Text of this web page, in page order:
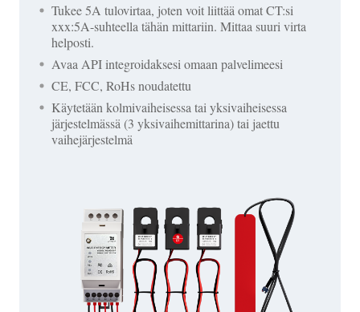
Tukee 5A tulovirtaa, joten voit liittää omat CT:si
xxx:5A-suhteella tähän mittariin. Mittaa suuri virta
helposti.
Avaa API integroidaksesi omaan palvelimeesi
CE, FCC, RoHs noudatettu
Käytetään kolmivaiheisessa tai yksivaiheisessa
järjestelmässä (3 yksivaihemittarina) tai jaettu
vaihejärjestelmä